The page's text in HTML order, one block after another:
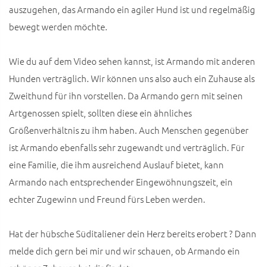
auszugehen, das Armando ein agiler Hund ist und regelmäßig
bewegt werden möchte.
Wie du auf dem Video sehen kannst, ist Armando mit anderen
Hunden verträglich. Wir können uns also auch ein Zuhause als
Zweithund für ihn vorstellen. Da Armando gern mit seinen
Artgenossen spielt, sollten diese ein ähnliches
Größenverhältnis zu ihm haben. Auch Menschen gegenüber
ist Armando ebenfalls sehr zugewandt und verträglich. Für
eine Familie, die ihm ausreichend Auslauf bietet, kann
Armando nach entsprechender Eingewöhnungszeit, ein
echter Zugewinn und Freund fürs Leben werden.
Hat der hübsche Süditaliener dein Herz bereits erobert ? Dann
melde dich gern bei mir und wir schauen, ob Armando ein